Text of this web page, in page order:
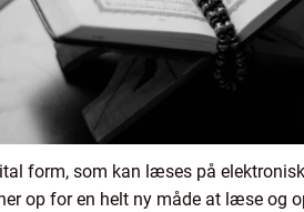
form, som kan læses på
op for en helt ny måde at læse og